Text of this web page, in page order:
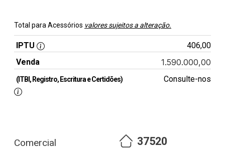
Total para Acessórios valores sujeitos a alteração.
IPTU
406,00
Venda
1.590.000,00
(ITBI, Registro, Escritura e Certidões) Consulte-nos
Comercial 37520